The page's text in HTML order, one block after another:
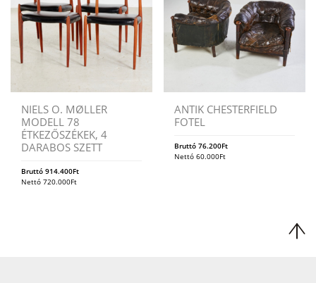
NIELS O. MØLLER
MODELL 78
ÉTKEZŐSZÉKEK, 4
DARABOS SZETT
Bruttó 914.400Ft
Nettó 720.000Ft
ANTIK CHESTERFIELD
FOTEL
Bruttó76.200Ft
Nettó60.000Ft